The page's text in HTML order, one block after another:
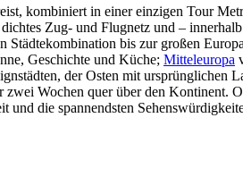
kombiniert in einer einzigen Tour
Zug- und Flugnetz und –
bis zur großen
Geschichte und Küche; Mitteleuropa
der Osten mit ursprünglichen
Wochen quer über den
und die spannendsten